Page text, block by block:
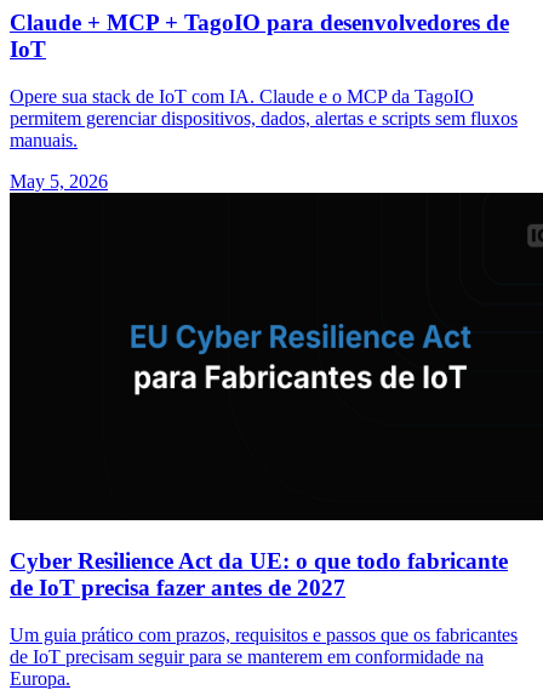
Claude + MCP + TagoIO para desenvolvedores de
IoT
Opere sua stack de IoT com IA. Claude e o MCP da TagoIO
permitem gerenciar dispositivos, dados, alertas e scripts sem fluxos
manuais.
May 5, 2026
Cyber Resilience Act da UE: o que todo fabricante
de IoT precisa fazer antes de 2027
Um guia prático com prazos, requisitos e passos que os fabricantes
de IoT precisam seguir para se manterem em conformidade na
Europa.